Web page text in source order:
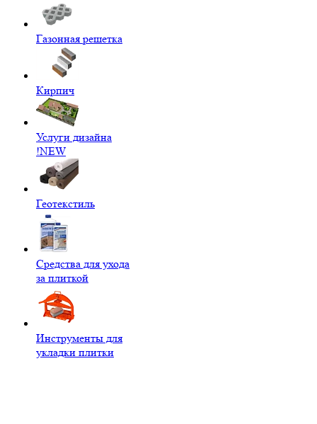
Газонная решетка
Кирпич
Услуги дизайна
!NEW
Геотекстиль
Средства для ухода
за плиткой
Инструменты для
укладки плитки